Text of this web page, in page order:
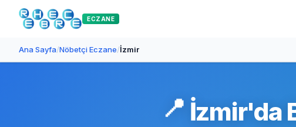
ECZANE
Ana Sayfa/Nöbetçi Eczane/İzmir
📍 İzmir'da